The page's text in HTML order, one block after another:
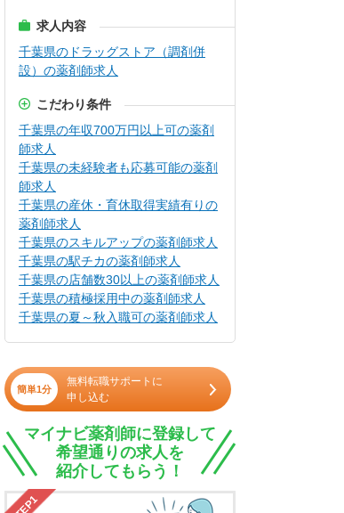
求人内容
千葉県のドラッグストア（調剤併
設）の薬剤師求人
こだわり条件
千葉県の年収700万円以上可の薬剤
師求人
千葉県の未経験者も応募可能の薬剤
師求人
千葉県の産休・育休取得実績有りの
薬剤師求人
千葉県のスキルアップの薬剤師求人
千葉県の駅チカの薬剤師求人
千葉県の店舗数30以上の薬剤師求人
千葉県の積極採用中の薬剤師求人
千葉県の夏～秋入職可の薬剤師求人
簡単1分
無料転職サポートに
申し込む
マイナビ薬剤師に登録して
希望通りの求人を
紹介してもらう！